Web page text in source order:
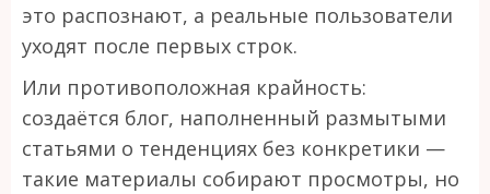
это распознают, а реальные пользователи
уходят после первых строк.
Или противоположная крайность:
создаётся блог, наполненный размытыми
статьями о тенденциях без конкретики —
такие материалы собирают просмотры, но